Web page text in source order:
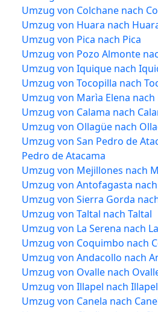
Umzug von Colchane nach
Umzug von Huara nach
Umzug von Pica nach Pica
Umzug von Pozo Almonte
Umzug von Iquique nach
Umzug von Tocopilla nach
Umzug von Marìa Elena nach
Umzug von Calama nach
Umzug von Ollagüe nach
Umzug von San Pedro de
Pedro de Atacama
Umzug von Mejillones nach
Umzug von Antofagasta
Umzug von Sierra Gorda
Umzug von Taltal nach Taltal
Umzug von La Serena nach
Umzug von Coquimbo nach
Umzug von Andacollo nach
Umzug von Ovalle nach
Umzug von Illapel nach Illapel
Umzug von Canela nach